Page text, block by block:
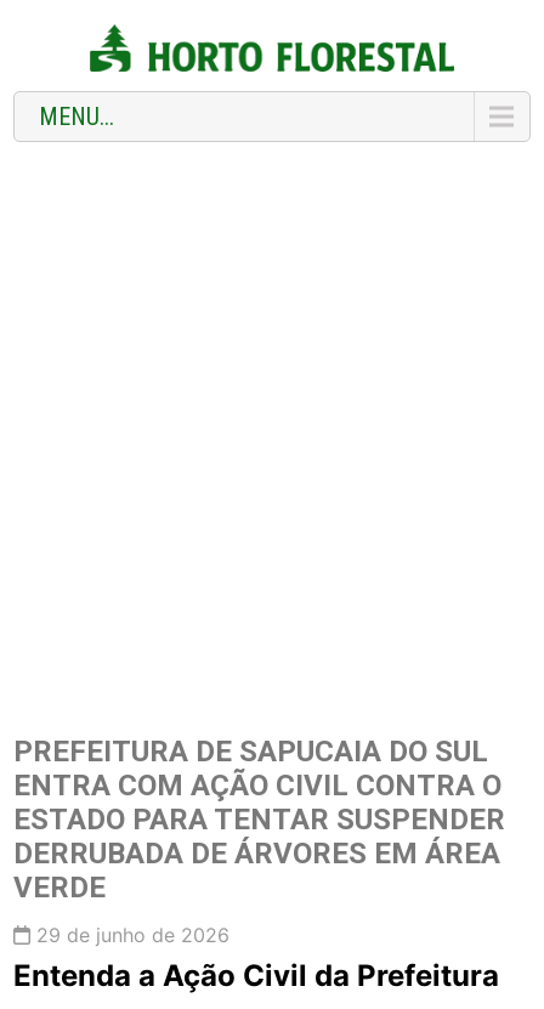
MENU...
PREFEITURA DE SAPUCAIA DO SUL
ENTRA COM AÇÃO CIVIL CONTRA O
ESTADO PARA TENTAR SUSPENDER
DERRUBADA DE ÁRVORES EM ÁREA
VERDE
29 de junho de 2026
Entenda a Ação Civil da Prefeitura